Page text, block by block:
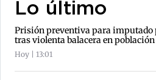
Lo último
Prisión preventiva para
tras violenta balacera en
Hoy | 13:01